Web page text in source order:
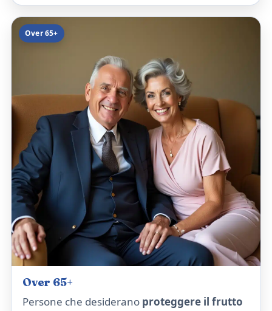
Over 65+
Over 65+
Persone che desiderano proteggere il frutto